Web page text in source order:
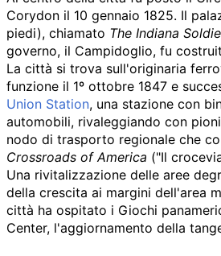
Corydon il 10 gennaio 1825. Il
piedi), chiamato The Indiana
governo, il Campidoglio, fu
La città si trova sull'originaria
funzione il 1º ottobre 1847 e
Union Station, una stazione con
automobili, rivaleggiando con
nodo di trasporto regionale che
Crossroads of America ("Il
Una rivitalizzazione delle aree
della crescita ai margini dell'area
città ha ospitato i Giochi
Center, l'aggiornamento della